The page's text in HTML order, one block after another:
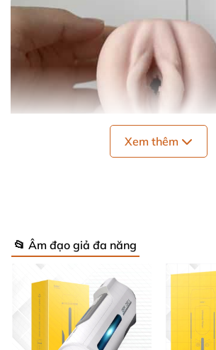
âm đạo giả mini dùng cho bạn có thu
. Âm đạo giả mini là gì?
Xem thêm
📂 Âm đạo giả đa năng